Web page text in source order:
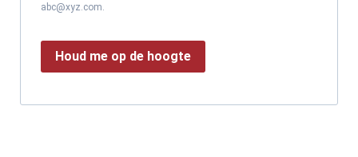
abc@xyz.com.
Houd me op de hoogte